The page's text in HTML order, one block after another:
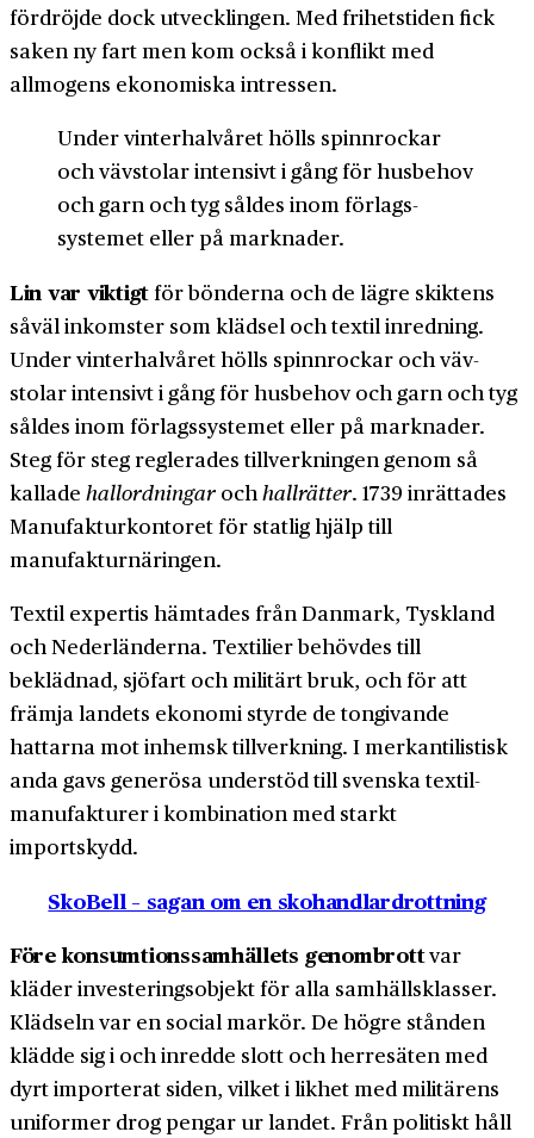
fördröjde dock utvecklingen. Med frihetstiden fick
saken ny fart men kom också i konflikt med
allmogens ekonomiska intressen.
Under vinter­halvåret hölls spinn­rockar
och väv­stolar intensivt i gång för husbehov
och garn och tyg såldes inom förlags­
systemet eller på marknader.
Lin var viktigtför bönderna och de lägre skiktens
såväl inkomster som klädsel och textil inredning.
Under vinter­halvåret hölls spinn­rockar och väv­
stolar intensivt i gång för husbehov och garn och tyg
såldes inom förlags­systemet eller på marknader.
Steg för steg reglerades tillverkningen genom så
kallade hallordningar och hallrätter. 1739 inrättades
Manufakturkontoret för statlig hjälp till
manufakturnäringen.
Textil expertis hämtades från Danmark, Tyskland
och Nederländerna. Textilier behövdes till
beklädnad, sjöfart och militärt bruk, och för att
främja landets ekonomi styrde de tongivande
hattarna mot inhemsk tillverkning. I merkantilistisk
anda gavs generösa under­stöd till svenska textil­
manufakturer i kombination med starkt
importskydd.
SkoBell – sagan om en skohandlardrottning
Före konsumtionssamhällets genombrottvar
kläder investeringsobjekt för alla samhällsklasser.
Klädseln var en social markör. De högre stånden
klädde sig i och inredde slott och herresäten med
dyrt importerat siden, vilket i likhet med militärens
uniformer drog pengar ur landet. Från politiskt håll